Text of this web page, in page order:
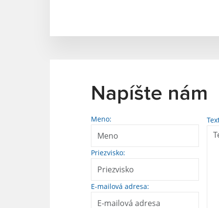
Napíšte nám
Meno:
Priezvisko:
E-mailová adresa: